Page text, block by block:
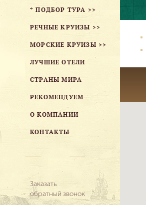
* ПОДБОР ТУРА >>
РЕЧНЫЕ КРУИЗЫ >>
МОРСКИЕ КРУИЗЫ >>
ЛУЧШИЕ ОТЕЛИ
СТРАНЫ МИРА
РЕКОМЕНДУЕМ
О КОМПАНИИ
КОНТАКТЫ
Заказать
обратный звонок